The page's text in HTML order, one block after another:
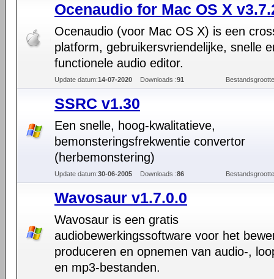
Ocenaudio for Mac OS X
Ocenaudio (voor Mac OS X) is een
platform, gebruikersvriendelijke, snelle
functionele audio editor.
Update datum:14-07-2020 Downloads :91
SSRC v1.30
Een snelle, hoog-kwalitatieve,
bemonsteringsfrekwentie convertor
(herbemonstering)
Update datum:30-06-2005 Downloads :86
Wavosaur v1.7.0.0
Wavosaur is een gratis
audiobewerkingssoftware voor het
produceren en opnemen van audio-,
en mp3-bestanden.